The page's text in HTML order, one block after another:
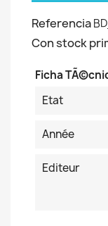
Referencia
Con stock
Ficha
Etat
Année
Editeur